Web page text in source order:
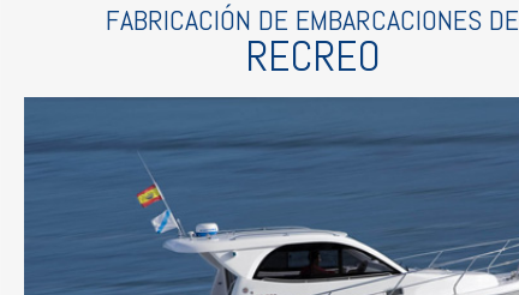
FABRICACIÓN DE EMBARCACIONES DE
RECREO